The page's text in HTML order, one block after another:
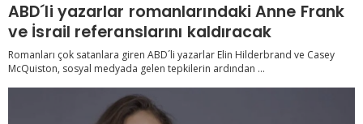
ABD´li yazarlar romanlarındaki Anne Frank
ve İsrail referanslarını kaldıracak
Romanları çok satanlara giren ABD´li yazarlar Elin Hilderbrand ve Casey
McQuiston, sosyal medyada gelen tepkilerin ardından ...